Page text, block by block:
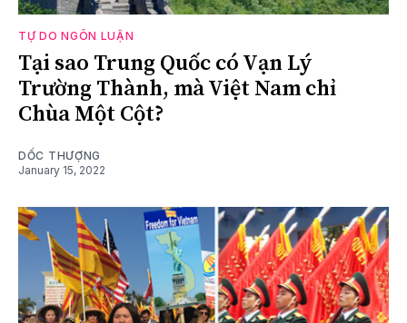
TỰ DO NGÔN LUẬN
Tại sao Trung Quốc có Vạn Lý
Trường Thành, mà Việt Nam chỉ
Chùa Một Cột?
DỐC THƯỢNG
January 15, 2022